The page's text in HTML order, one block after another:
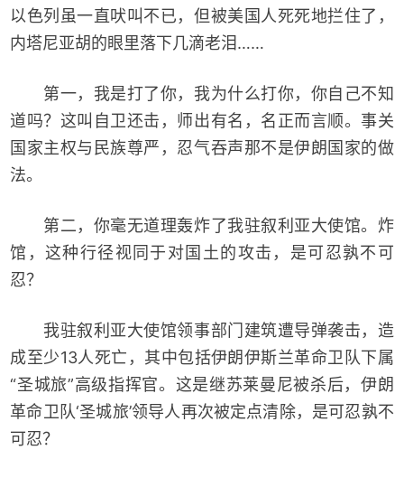
以色列虽一直吠叫不已，但被美国人死死地拦住了，
内塔尼亚胡的眼里落下几滴老泪……
第一，我是打了你，我为什么打你，你自己不知
道吗？这叫自卫还击，师出有名，名正而言顺。事关
国家主权与民族尊严，忍气吞声那不是伊朗国家的做
法。
第二，你毫无道理轰炸了我驻叙利亚大使馆。炸
馆，这种行径视同于对国土的攻击，是可忍孰不可
忍？
我驻叙利亚大使馆领事部门建筑遭导弹袭击，造
成至少13人死亡，其中包括伊朗伊斯兰革命卫队下属
“圣城旅”高级指挥官。这是继苏莱曼尼被杀后，伊朗
革命卫队‘圣城旅’领导人再次被定点清除，是可忍孰不
可忍？